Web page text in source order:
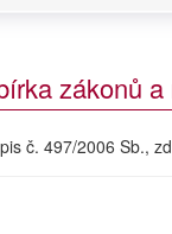
zákonů
č. 497/2006 Sb.,